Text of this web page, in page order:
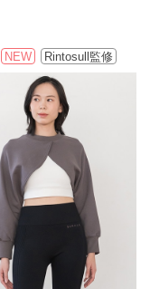
NEW Rintosull監修